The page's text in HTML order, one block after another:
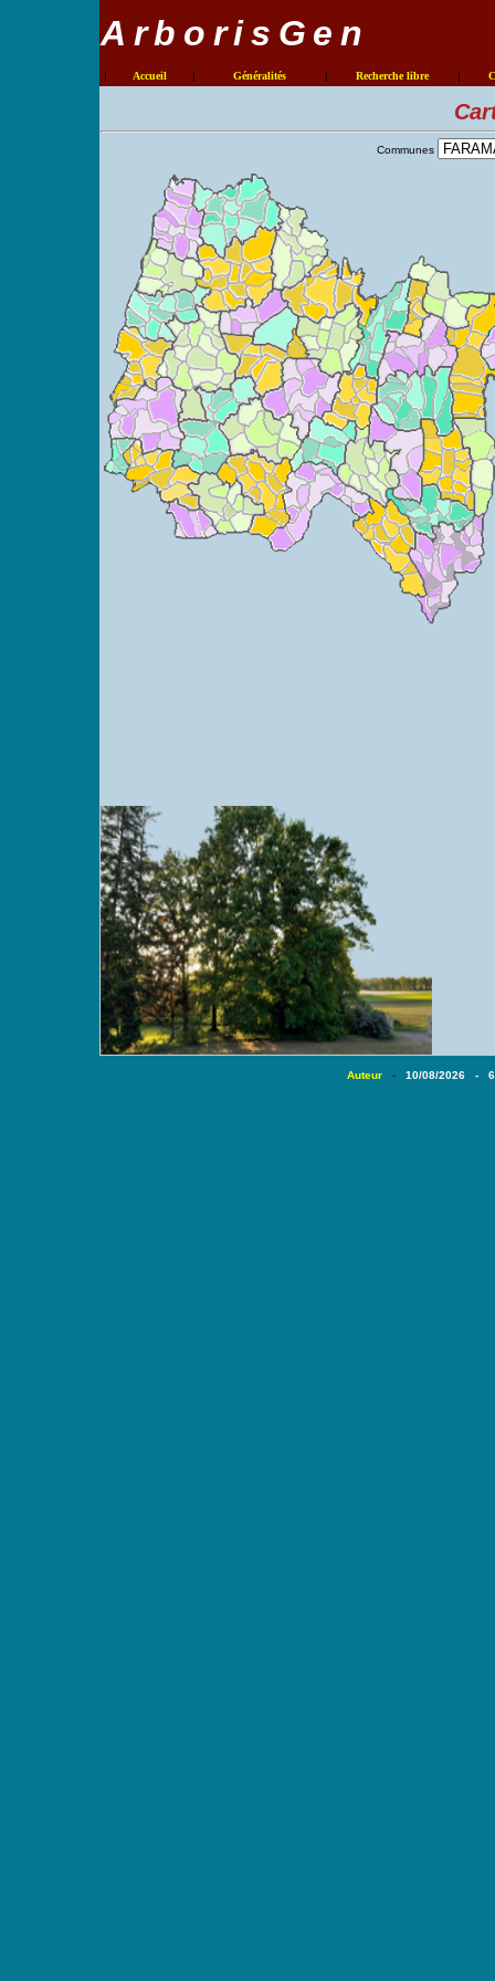
ArborisGen
| Accueil | Généralités | Recherche libre |
Communes
Auteur - 10/08/2026 -